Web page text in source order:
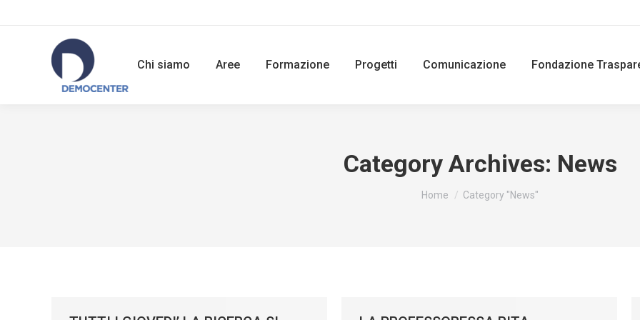
Chi siamo Aree Formazione Progetti Comunicazione Fondazione
Category Archives: News
You are here:
Home Category "News"